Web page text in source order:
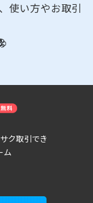
使い方やお取引
ク取引でき
ム